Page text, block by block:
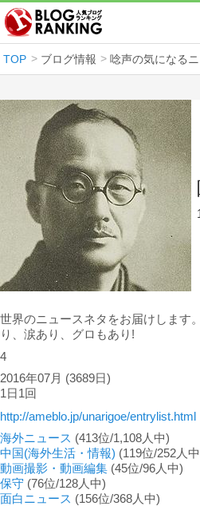
TOP ブログ情報 唸声の気になる
世界のニュースネタをお届けします
り、涙あり、グロもあり!
4
2016年07月 (3689日)
1日1回
http://ameblo.jp/unarigoe/entrylist.html
海外ニュース (413位/1,108人中)
中国(海外生活・情報) (119位/252人
動画撮影・動画編集 (45位/96人中)
保守 (76位/128人中)
面白ニュース (156位/368人中)